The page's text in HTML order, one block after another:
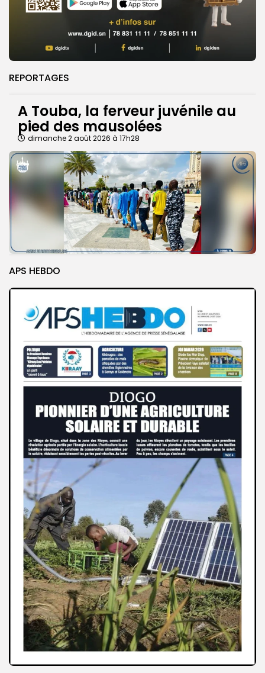
REPORTAGES
A Touba, la ferveur juvénile au
pied des mausolées
dimanche 2 août 2026 à 17h28
APS HEBDO